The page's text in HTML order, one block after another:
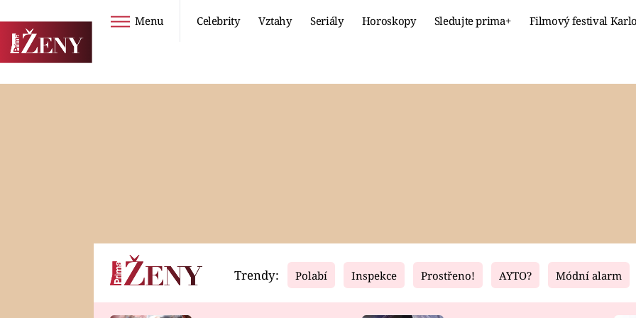
Menu Celebrity Vztahy Seriály Horoskopy Sledujte prima+ Filmový festival
Horoskopy Video Fresh Living
Trendy: Polabí Inspekce Prostřeno! AYTO? Módní alarm